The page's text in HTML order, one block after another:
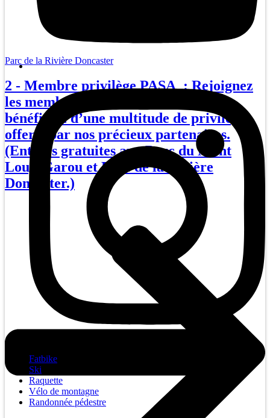
Fatbike
Ski
Raquette
Vélo de montagne
Randonnée pédestre
Parc de la Rivière Doncaster
2 - Membre privilège PASA : Rejoignez
les membres privilèges de PASA et
bénéficiez d’une multitude de privilèges
offerts par nos précieux partenaires.
(Entrées gratuites aux Parc du Mont
Loup-Garou et Parc de la Rivière
Doncaster.)